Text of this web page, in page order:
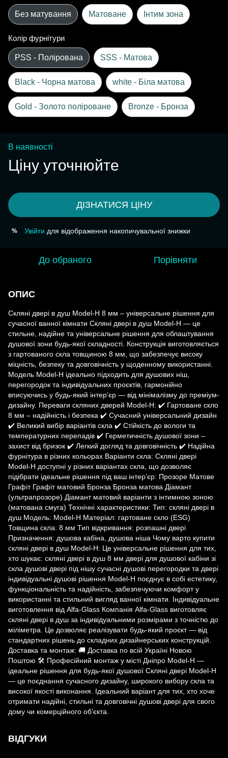
Без матування Матоване Інтим зона
Колір фурнітури
PSS - Полірована SSS - Матова
Black - Чорна матова white - Біла матова
Gold - Золото поліроване Bronze - Бронза
В наявності
Ціну уточнюйте
ДІЗНАТИСЯ ЦІНУ
% Увійти для відображення накопичувальної знижки
До обраного Порівняти
ОПИС
Скляні двері в душ Model-H 8 мм – універсальне рішення для
сучасної ванної кімнати Скляні двері в душ Model-H — це
стильне, надійне та універсальне рішення для облаштування
душової зони будь-якої складності. Конструкція виготовляється
з гартованого скла товщиною 8 мм, що забезпечує високу
міцність, безпеку та довговічність у щоденному використанні.
Модель Model-H ідеально підходить для душових ніш,
перегородок та індивідуальних проєктів, гармонійно
вписуючись у будь-який інтер’єр — від мінімалізму до преміум-
дизайну. Переваги скляних дверей Model-H: ✔️ Гартоване скло
8 мм – надійність і безпека ✔️ Сучасний універсальний дизайн
✔️ Великий вибір варіантів скла ✔️ Стійкість до вологи та
температурних перепадів ✔️ Герметичність душової зони –
захист від бризок ✔️ Легкий догляд та довговічність ✔️ Надійна
фурнітура в різних кольорах Варіанти скла: Скляні двері
Model-H доступні у різних варіантах скла, що дозволяє
підібрати ідеальне рішення під ваш інтер’єр: Прозоре Матове
Графіт Графіт матовий Бронза Бронза матова Діамант
(ультрапрозоре) Діамант матовий варіанти з інтимною зоною
(матована смуга) Технічні характеристики: Тип: скляні двері в
душ Модель: Model-H Матеріал: гартоване скло (ESG)
Товщина скла: 8 мм Тип відкривання: розпашні двері
Призначення: душова кабіна, душова ніша Чому варто купити
скляні двері в душ Model-H: Це універсальне рішення для тих,
хто шукає: скляні двері в душ 8 мм двері для душової кабіни зі
скла душові двері під нішу сучасні душові перегородки та двері
індивідуальні душові рішення Model-H поєднує в собі естетику,
функціональність та надійність, забезпечуючи комфорт у
використанні та стильний вигляд ванної кімнати. Індивідуальне
виготовлення від Alfa-Glass Компанія Alfa-Glass виготовляє
скляні двері в душ за індивідуальними розмірами з точністю до
міліметра. Це дозволяє реалізувати будь-який проєкт — від
стандартних рішень до складних дизайнерських конструкцій.
Доставка та монтаж: 🚚 Доставка по всій Україні Новою
Поштою 🛠 Професійний монтаж у місті Дніпро Model-H —
ідеальне рішення для будь-якої душової Скляні двері Model-H
— це поєднання сучасного дизайну, широкого вибору скла та
високої якості виконання. Ідеальний варіант для тих, хто хоче
отримати надійні, стильні та довговічні душові двері для свого
дому чи комерційного об’єкта.
ВІДГУКИ